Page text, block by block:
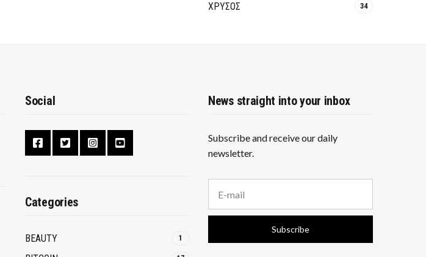
ΧΡΥΣΟΣ 34
Social
Categories
BEAUTY 1
News straight into your inbox
Subscribe and receive our daily
newsletter.
a
i
a
Subscribe